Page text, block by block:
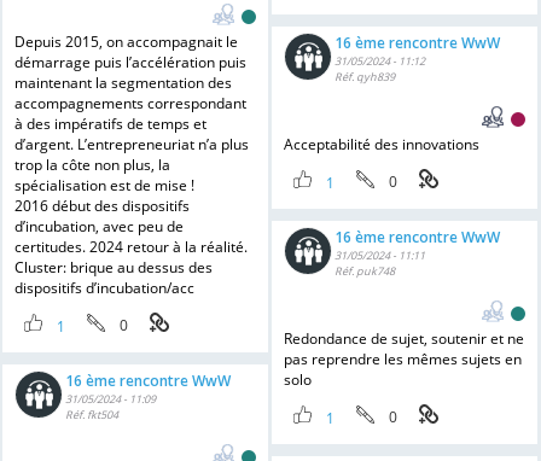
Depuis 2015, on accompagnait le
démarrage puis l’accélération puis
maintenant la segmentation des
accompagnements correspondant
à des impératifs de temps et
d’argent. L’entrepreneuriat n’a plus
trop la côte non plus, la
spécialisation est de mise !
2016 début des dispositifs
d’incubation, avec peu de
certitudes. 2024 retour à la réalité.
Cluster: brique au dessus des
dispositifs d’incubation/acc
1
0
16 ème rencontre WwW
31/05/2024 - 11:12
Réf. qyh839
Acceptabilité des innovations
1
0
16 ème rencontre WwW
31/05/2024 - 11:11
Réf. puk748
Redondance de sujet, soutenir et ne
pas reprendre les mêmes sujets en
solo
1
0
16 ème rencontre WwW
31/05/2024 - 11:09
Réf. fkt504